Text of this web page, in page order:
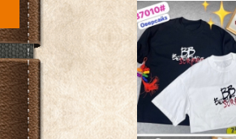
- fashion style new collection 2026